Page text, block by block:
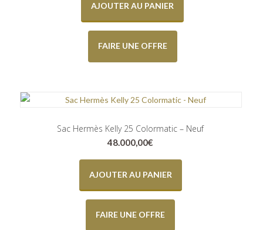
AJOUTER AU PANIER
FAIRE UNE OFFRE
Sac Hermès Kelly 25 Colormatic – Neuf
48.000,00€
AJOUTER AU PANIER
FAIRE UNE OFFRE